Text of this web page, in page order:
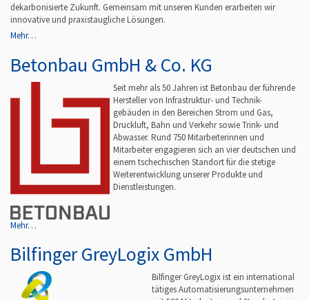
dekarbonisierte Zukunft. Gemeinsam mit unseren Kunden erarbeiten wir
innovative und praxistaugliche Lösungen.
Mehr…
Betonbau GmbH & Co. KG
Seit mehr als 50 Jahren ist Betonbau der führende
Hersteller von Infrastruktur- und Technik-
gebäuden in den Bereichen Strom und Gas,
Druckluft, Bahn und Verkehr sowie Trink- und
Abwasser. Rund 750 Mitarbeiterinnen und
Mitarbeiter engagieren sich an vier deutschen und
einem tschechischen Standort für die stetige
Weiterentwicklung unserer Produkte und
Dienstleistungen.
Mehr…
Bilfinger GreyLogix GmbH
Bilfinger GreyLogix ist ein international
tätiges Automatisierungsunternehmen